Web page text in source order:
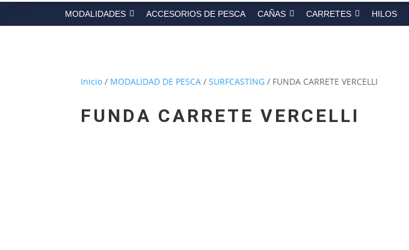
MODALIDADES ACCESORIOS DE PESCA CAÑAS CARRETES HILOS
Inicio / MODALIDAD DE PESCA /SURFCASTING / FUNDA CARRETE VERCELLI
FUNDA CARRETE VERCELLI